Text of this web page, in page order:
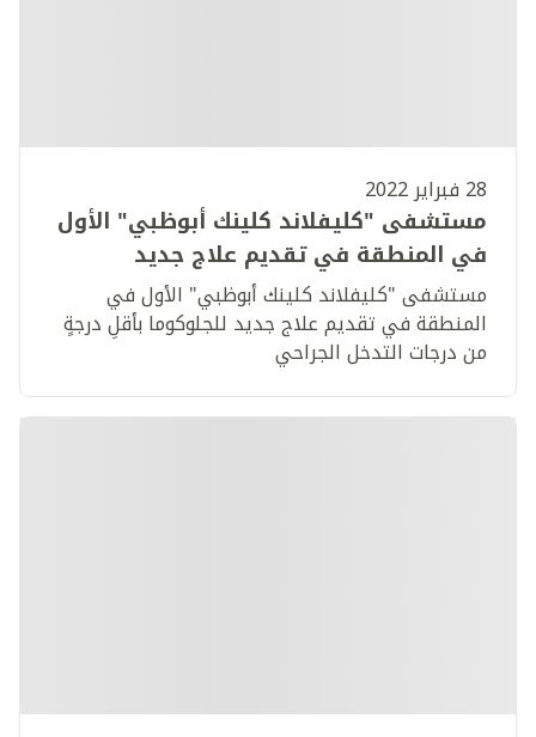
28 فبراير 2022
مستشفى "كليفلاند كلينك أبوظبي" الأول
في المنطقة في تقديم علاج جديد
للجلوكوما بأقلِ درجةٍ من درجات التدخل
الجراحي
مستشفى "كليفلاند كلينك أبوظبي" الأول في
المنطقة في تقديم علاج جديد للجلوكوما بأقلِ درجةٍ
من درجات التدخل الجراحي